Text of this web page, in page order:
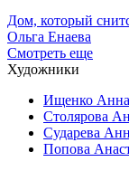
Дом, который
Ольга Енаева
Смотреть еще
Художники
Ищенко Анна
Столярова
Сударева
Попова